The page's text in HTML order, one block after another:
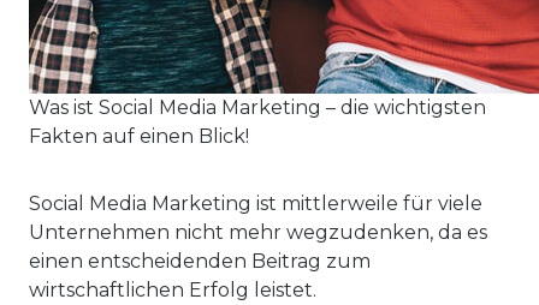
Was ist Social Media Marketing – die wichtigsten
Fakten auf einen Blick!
Social Media Marketing ist mittlerweile für viele
Unternehmen nicht mehr wegzudenken, da es
einen entscheidenden Beitrag zum
wirtschaftlichen Erfolg leistet.